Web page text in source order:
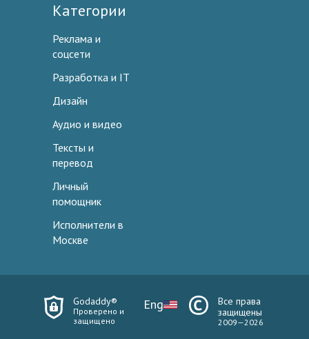
Категории
Реклама и
соцсети
Разработка и IT
Дизайн
Аудио и видео
Тексты и
перевод
Личный
помощник
Исполнители в
Москве
Godaddy®
Проверено и
защищено
Eng
Все права
защищены
2009—2026